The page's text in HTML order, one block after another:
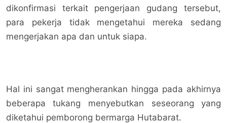
dikonfirmasi terkait pengerjaan gudang tersebut,
para pekerja tidak mengetahui mereka sedang
mengerjakan apa dan untuk siapa.
Hal ini sangat mengherankan hingga pada akhirnya
beberapa tukang menyebutkan seseorang yang
diketahui pemborong bermarga Hutabarat.